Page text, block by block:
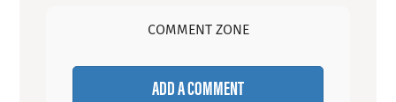
COMMENT ZONE
ADD A COMMENT